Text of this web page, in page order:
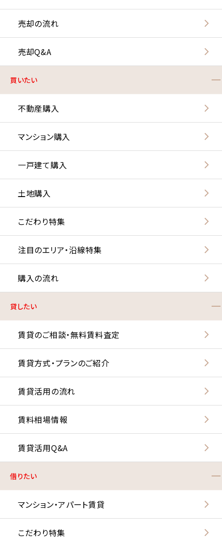
売却の流れ
売却Q&A
買いたい
不動産購入
マンション購入
一戸建て購入
土地購入
こだわり特集
注目のエリア・沿線特集
購入の流れ
貸したい
賃貸のご相談・無料賃料査定
賃貸方式・プランのご紹介
賃貸活用の流れ
賃料相場情報
賃貸活用Q&A
借りたい
マンション・アパート賃貸
こだわり特集